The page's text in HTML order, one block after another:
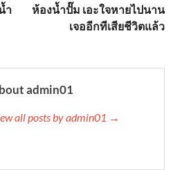
ำ
ห้องน้ำปั๊ม เอะใจหายไปนาน
เจออีกทีเสียชีวิตแล้ว
admin01
all posts by admin01 →